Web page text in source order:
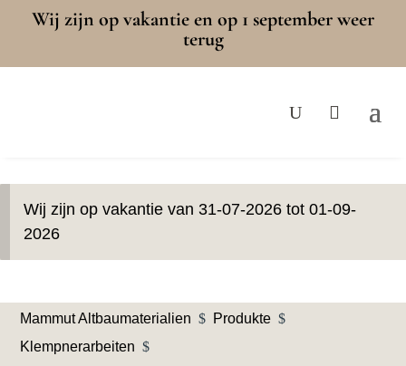
Wij zijn op vakantie en op 1 september weer
terug
Wij zijn op vakantie van 31-07-2026 tot 01-09-
2026
Mammut Altbaumaterialien $ Produkte $
Klempnerarbeiten $